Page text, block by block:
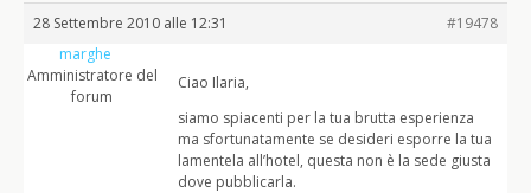
28 Settembre 2010 alle 12:31
#19478
marghe
Amministratore del
forum
Ciao Ilaria,
siamo spiacenti per la tua brutta esperienza
ma sfortunatamente se desideri esporre la tua
lamentela all’hotel, questa non è la sede giusta
dove pubblicarla.